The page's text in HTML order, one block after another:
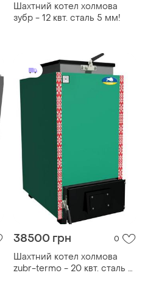
Шахтний котел холмова
зубр - 12 квт. сталь 5 мм!
38500 грн 0
Шахтний котел холмова
zubr-termo - 20 квт. сталь 5